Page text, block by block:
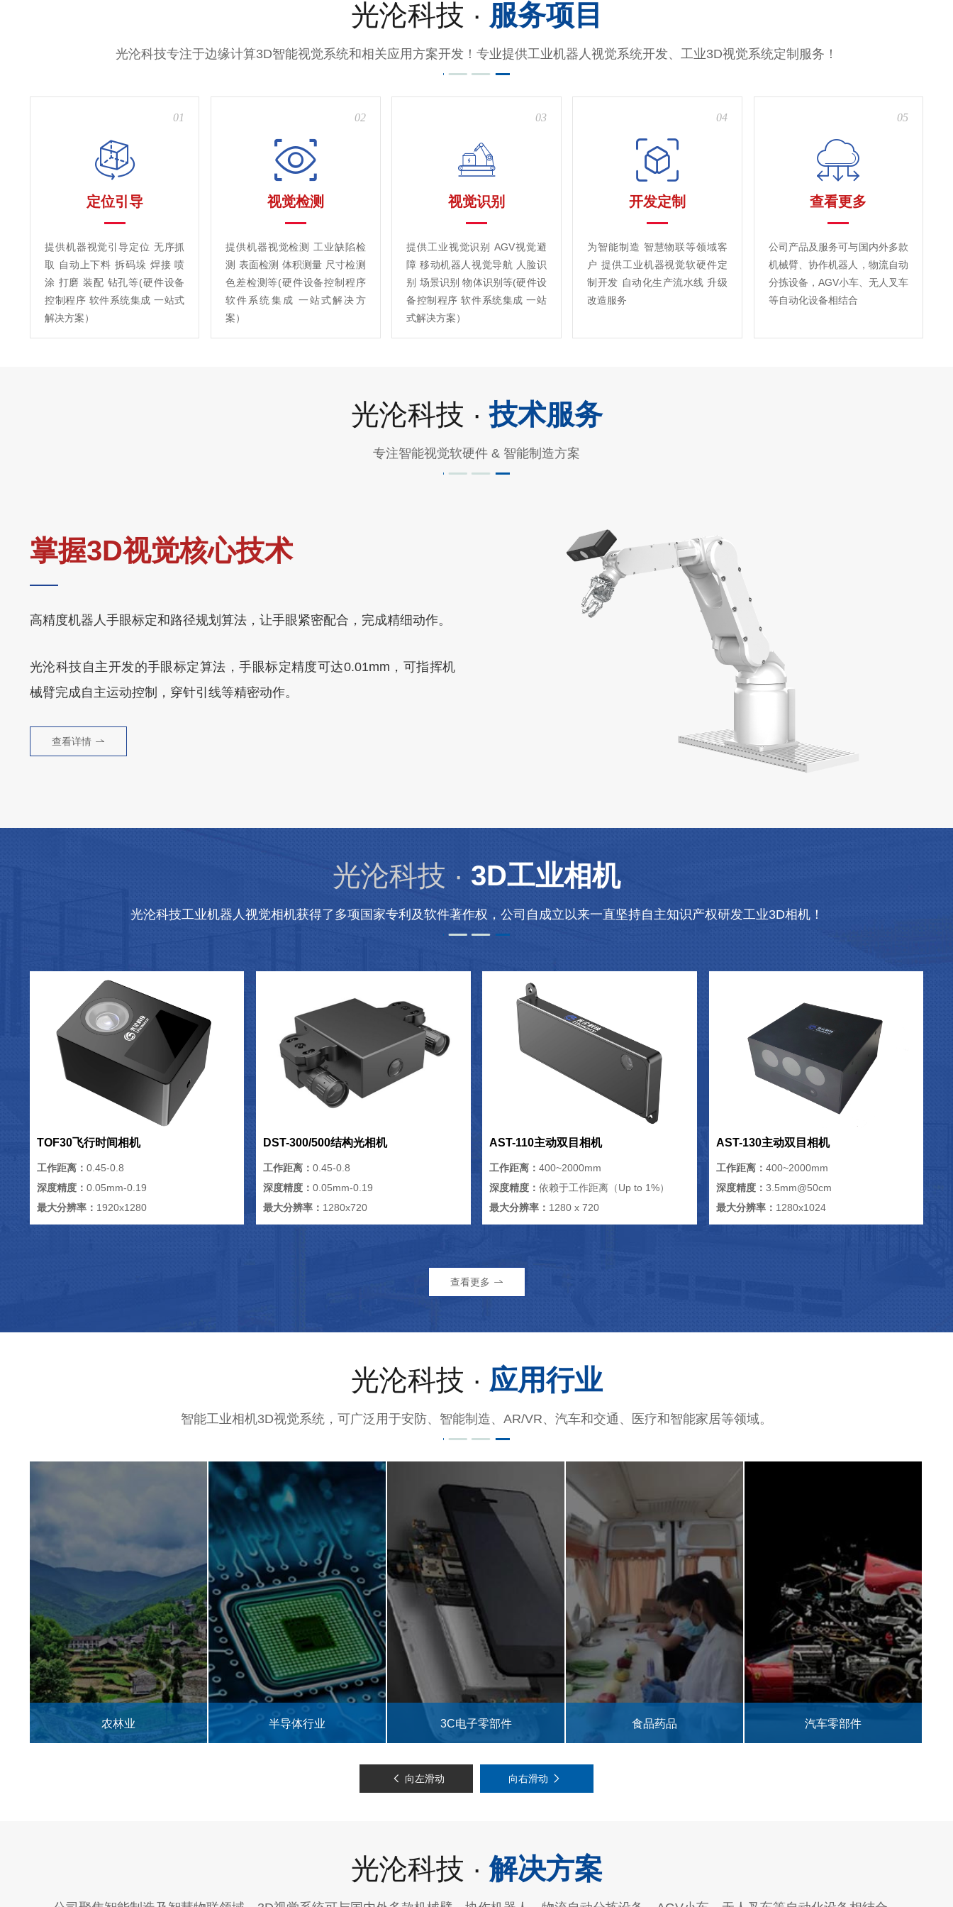
光沦科技 · 服务项目
光沦科技专注于边缘计算3D智能视觉系统和相关应用方案开发！专业提供工业机器人视觉系统开发、工业3D视觉系统定制服务！
01
定位引导
提供机器视觉引导定位 无序抓
取 自动上下料 拆码垛 焊接 喷
涂 打磨 装配 钻孔等(硬件设备
控制程序 软件系统集成 一站式
解决方案）
02
视觉检测
提供机器视觉检测 工业缺陷检
测 表面检测 体积测量 尺寸检测
色差检测等(硬件设备控制程序
软件系统集成 一站式解决方
案）
03
视觉识别
提供工业视觉识别 AGV视觉避
障 移动机器人视觉导航 人脸识
别 场景识别 物体识别等(硬件设
备控制程序 软件系统集成 一站
式解决方案）
04
开发定制
为智能制造 智慧物联等领域客
户 提供工业机器视觉软硬件定
制开发 自动化生产流水线 升级
改造服务
05
查看更多
公司产品及服务可与国内外多款
机械臂、协作机器人，物流自动
分拣设备，AGV小车、无人叉车
等自动化设备相结合
光沦科技 ·技术服务
专注智能视觉软硬件 & 智能制造方案
掌握3D视觉核心技术
高精度机器人手眼标定和路径规划算法，让手眼紧密配合，完成精细动作。
光沦科技自主开发的手眼标定算法，手眼标定精度可达0.01mm，可指挥机
械臂完成自主运动控制，穿针引线等精密动作。
查看详情
光沦科技 · 3D工业相机
光沦科技工业机器人视觉相机获得了多项国家专利及软件著作权，公司自成立以来一直坚持自主知识产权研发工业3D相机！
TOF30飞行时间相机
工作距离： 0.45-0.8
深度精度： 0.05mm-0.19
最大分辨率： 1920x1280
DST-300/500结构光相机
工作距离：0.45-0.8
深度精度：0.05mm-0.19
最大分辨率： 1280x720
AST-110主动双目相机
工作距离：400~2000mm
深度精度：依赖于工作距离（Up to 1%）
最大分辨率： 1280 x 720
AST-130主动双目相机
工作距离： 400~2000mm
深度精度： 3.5mm@50cm
最大分辨率： 1280x1024
查看更多
光沦科技 · 应用行业
智能工业相机3D视觉系统，可广泛用于安防、智能制造、AR/VR、汽车和交通、医疗和智能家居等领域。
半导体行业 3C电子零部件 食品药品 汽车零部件 纺织行业
向左滑动 向右滑动
光沦科技 ·解决方案